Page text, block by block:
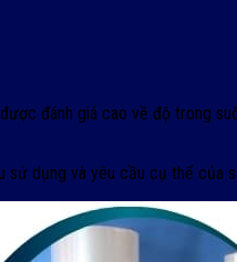
đánh giá cao về độ trong
dụng và yêu cầu cụ thể của